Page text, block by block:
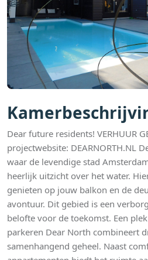
Dear future residents! VERHUUR
projectwebsite: DEARNORTH.NL
waar de levendige stad
heerlijk uitzicht over het water.
genieten op jouw balkon en de
avontuur. Dit gebied is een
belofte voor de toekomst. Een
parkeren Dear North combineert
samenhangend geheel. Naast